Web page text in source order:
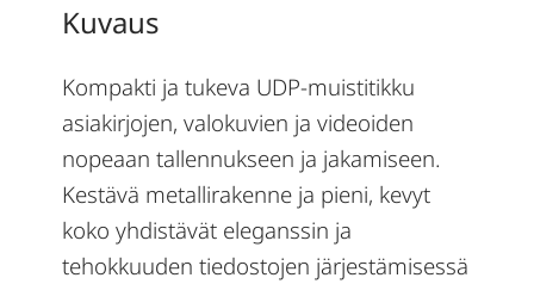
Kuvaus
Kompakti ja tukeva UDP-muistitikku
asiakirjojen, valokuvien ja videoiden
nopeaan tallennukseen ja jakamiseen.
Kestävä metallirakenne ja pieni, kevyt
koko yhdistävät eleganssin ja
tehokkuuden tiedostojen järjestämisessä